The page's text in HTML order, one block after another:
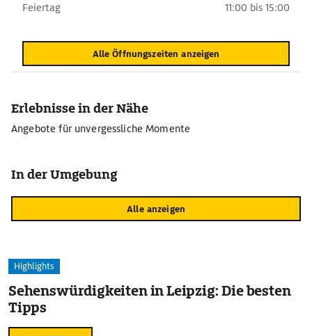
Feiertag 11:00 bis 15:00
Alle Öffnungszeiten anzeigen
Erlebnisse in der Nähe
Angebote für unvergessliche Momente
In der Umgebung
Alle anzeigen
Highlights
Sehenswürdigkeiten in Leipzig: Die besten
Tipps